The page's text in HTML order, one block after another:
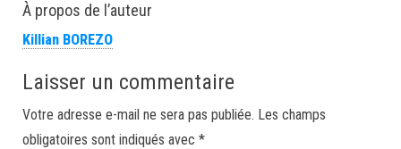
À propos de l’auteur
Killian BOREZO
Laisser un commentaire
Votre adresse e-mail ne sera pas publiée. Les champs
obligatoires sont indiqués avec *